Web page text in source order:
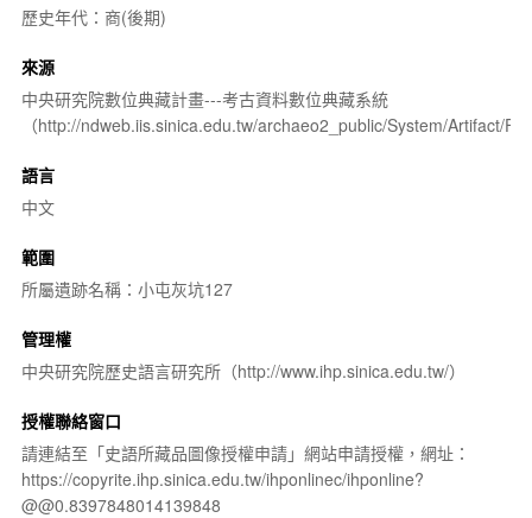
歷史年代：商(後期)
來源
中央研究院數位典藏計畫---考古資料數位典藏系統
（http://ndweb.iis.sinica.edu.tw/archaeo2_public/System/Artifact/
語言
中文
範圍
所屬遺跡名稱：小屯灰坑127
管理權
中央研究院歷史語言研究所（http://www.ihp.sinica.edu.tw/）
授權聯絡窗口
請連結至「史語所藏品圖像授權申請」網站申請授權，網址：
https://copyrite.ihp.sinica.edu.tw/ihponlinec/ihponline?
@@0.8397848014139848